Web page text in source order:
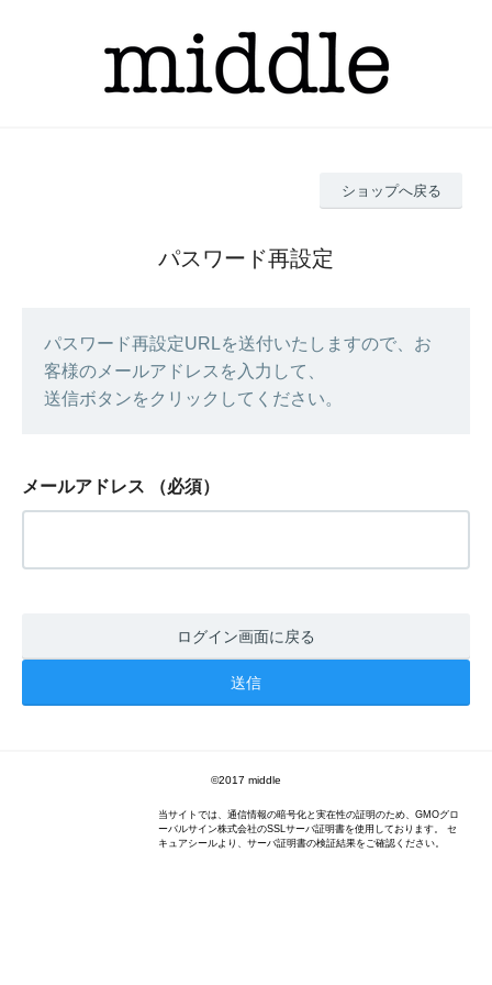
ショップへ戻る
パスワード再設定
パスワード再設定URLを送付いたしますので、お
客様のメールアドレスを入力して、
送信ボタンをクリックしてください。
メールアドレス （必須）
ログイン画面に戻る
©️2017 middle
当サイトでは、通信情報の暗号化と実在性の証明のため、GMOグロ
ーバルサイン株式会社のSSLサーバ証明書を使用しております。 セ
キュアシールより、サーバ証明書の検証結果をご確認ください。